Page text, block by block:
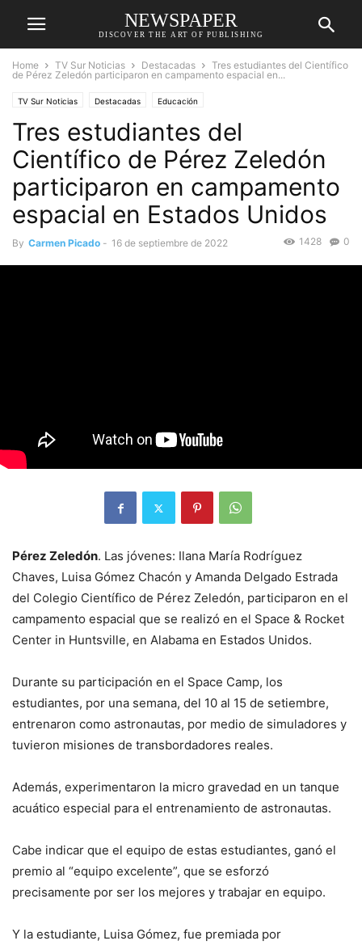
NEWSPAPER
DISCOVER THE ART OF PUBLISHING
Home TV Sur Noticias Destacadas
Tres estudiantes del Científico
de Pérez Zeledón participaron en campamento espacial en...
TV Sur Noticias Destacadas Educación
Tres estudiantes del
Científico de Pérez Zeledón
participaron en campamento
espacial en Estados Unidos
By Carmen Picado - 16 de septiembre de 2022 0
1428
Pérez Zeledón. Las jóvenes: Ilana María Rodríguez
Chaves, Luisa Gómez Chacón y Amanda Delgado Estrada
del Colegio Científico de Pérez Zeledón, participaron en el
campamento espacial que se realizó en el Space & Rocket
Center in Huntsville, en Alabama en Estados Unidos.
Durante su participación en el Space Camp, los
estudiantes, por una semana, del 10 al 15 de setiembre,
entrenaron como astronautas, por medio de simuladores y
tuvieron misiones de transbordadores reales.
Además, experimentaron la micro gravedad en un tanque
acuático especial para el entrenamiento de astronautas.
Cabe indicar que el equipo de estas estudiantes, ganó el
premio al “equipo excelente”, que se esforzó
precisamente por ser los mejores y trabajar en equipo.
Y la estudiante, Luisa Gómez, fue premiada por